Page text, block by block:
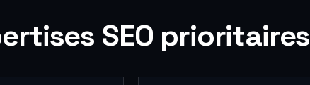
SEO prioritaires